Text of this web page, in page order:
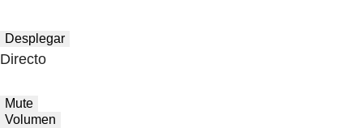
Desplegar
Directo
Mute
Volumen